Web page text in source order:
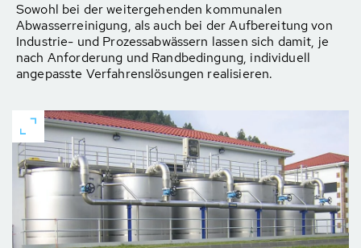
Sowohl bei der weitergehenden kommunalen
Abwasserreinigung, als auch bei der Aufbereitung von
Industrie- und Prozessabwässern lassen sich damit, je
nach Anforderung und Randbedingung, individuell
angepasste Verfahrenslösungen realisieren.